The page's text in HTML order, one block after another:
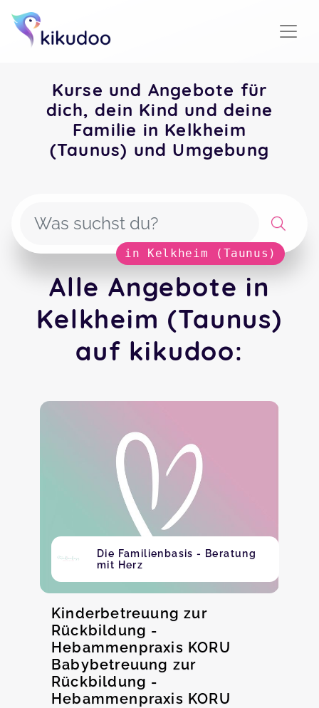
Kurse und Angebote für
dich, dein Kind und deine
Familie in Kelkheim
(Taunus) und Umgebung
in Kelkheim (Taunus)
Alle Angebote in
Kelkheim (Taunus)
auf kikudoo:
Die Familienbasis - Beratung
mit Herz
Kinderbetreuung zur
Rückbildung -
Hebammenpraxis KORU
Babybetreuung zur
Rückbildung -
Hebammenpraxis KORU